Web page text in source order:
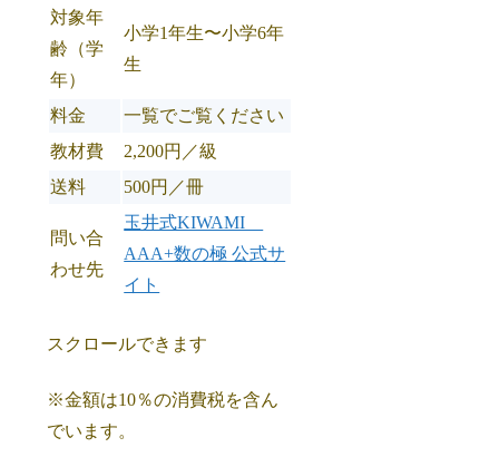
対象年
齢（学
年）
小学1年生〜小学6年
生
料金
一覧でご覧ください
教材費
2,200円／級
送料
500円／冊
問い合
わせ先
玉井式KIWAMI
AAA+数の極 公式サ
イト
スクロールできます
※金額は10％の消費税を含ん
でいます。